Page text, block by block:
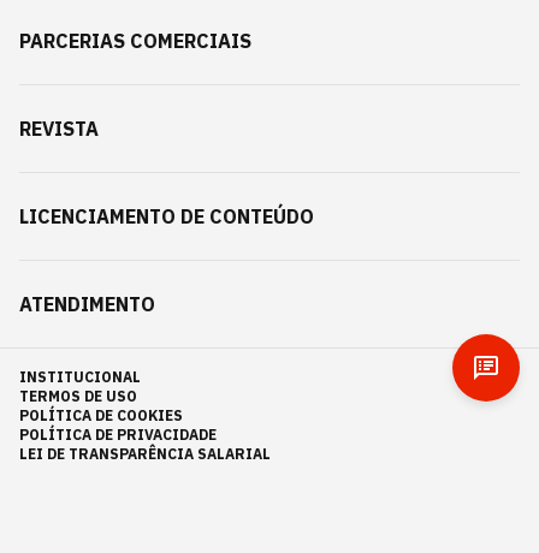
PARCERIAS COMERCIAIS
REVISTA
LICENCIAMENTO DE CONTEÚDO
ATENDIMENTO
INSTITUCIONAL
TERMOS DE USO
POLÍTICA DE COOKIES
POLÍTICA DE PRIVACIDADE
LEI DE TRANSPARÊNCIA SALARIAL